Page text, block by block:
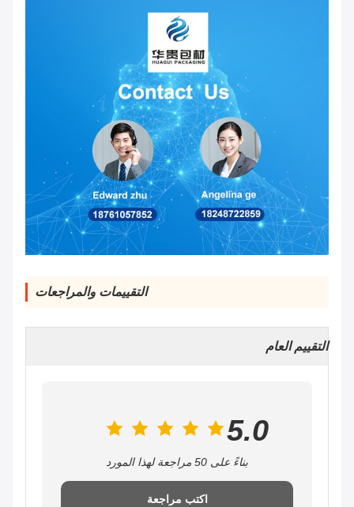
التقييمات والمراجعات
التقييم العام
5.0
بناءً على 50 مراجعة لهذا المورد
اكتب مراجعة